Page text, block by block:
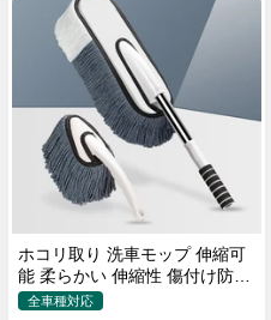
ホコリ取り 洗車モップ 伸縮可
能 柔らかい 伸縮性 傷付け防止
軽量・コンパクト
全車種対応